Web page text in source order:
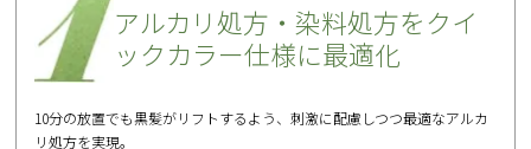
アルカリ処方・染料処方をクイ
ックカラー仕様に最適化
10分の放置でも黒髪がリフトするよう、刺激に配慮しつつ最適なアルカ
リ処方を実現。